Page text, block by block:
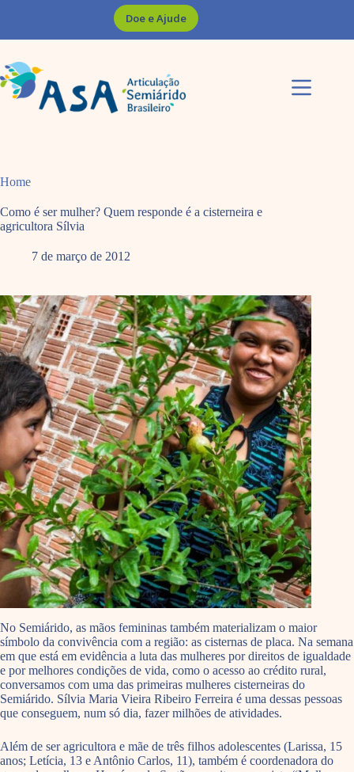
Doe e Ajude
Home
Como é ser mulher? Quem responde é a cisterneira e
agricultora Sílvia
7 de março de 2012
No Semiárido, as mãos femininas também materializam o maior
símbolo da convivência com a região: as cisternas de placa. Na semana
em que está em evidência a luta das mulheres por direitos de igualdade
e por melhores condições de vida, como o acesso ao crédito rural,
conversamos com uma das primeiras mulheres cisterneiras do
Semiárido. Sílvia Maria Vieira Ribeiro Ferreira é uma dessas pessoas
que conseguem, num só dia, fazer milhões de atividades.
Além de ser agricultora e mãe de três filhos adolescentes (Larissa, 15
anos; Letícia, 13 e Antônio Carlos, 11), também é coordenadora do